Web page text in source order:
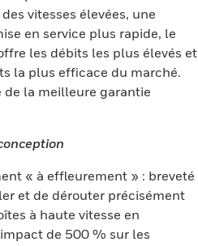
vitesses élevées, une
en service plus rapide, le
les débits les plus élevés et
la plus efficace du marché.
la meilleure garantie
« à effleurement » : breveté
et de dérouter précisément
à haute vitesse en
de 500 % sur les